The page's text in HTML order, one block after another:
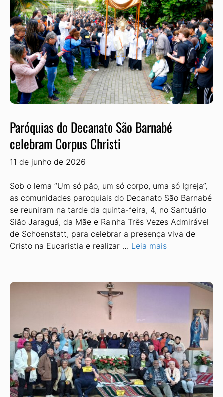
Paróquias do Decanato São Barnabé
celebram Corpus Christi
11 de junho de 2026
Sob o lema “Um só pão, um só corpo, uma só Igreja”,
as comunidades paroquiais do Decanato São Barnabé
se reuniram na tarde da quinta-feira, 4, no Santuário
Sião Jaraguá, da Mãe e Rainha Três Vezes Admirável
de Schoenstatt, para celebrar a presença viva de
Cristo na Eucaristia e realizar … Leia mais